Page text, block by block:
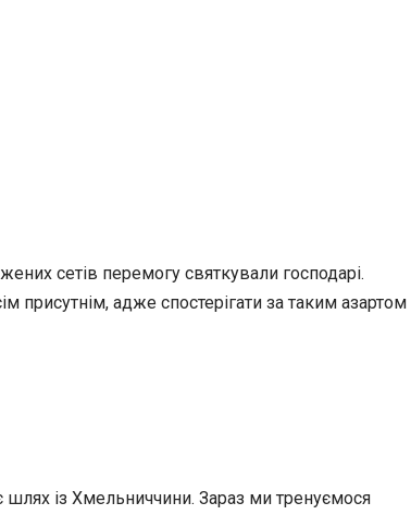
сетів перемогу святкували господарі.
присутнім, адже спостерігати за таким азартом
шлях із Хмельниччини. Зараз ми тренуємося